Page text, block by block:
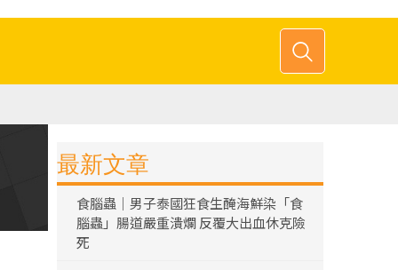
最新文章
食腦蟲｜男子泰國狂食生醃海鮮染「食
腦蟲」腸道嚴重潰爛 反覆大出血休克險
死